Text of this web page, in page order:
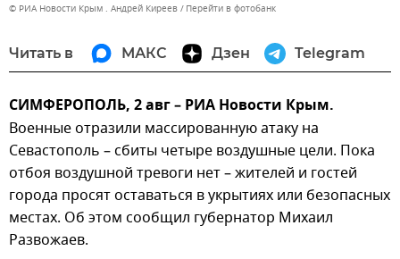
© РИА Новости Крым . Андрей Киреев Перейти в фотобанк
Читать в МАКС Дзен Telegram
СИМФЕРОПОЛЬ, 2 авг – РИА Новости Крым.
Военные отразили массированную атаку на
Севастополь – сбиты четыре воздушные цели. Пока
отбоя воздушной тревоги нет – жителей и гостей
города просят оставаться в укрытиях или безопасных
местах. Об этом сообщил губернатор Михаил
Развожаев.